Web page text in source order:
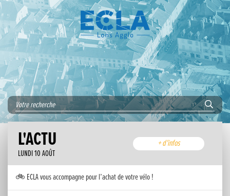
L'ACTU
LUNDI 10 AOÛT
+ d'infos
🚲 ECLA vous accompagne pour l’achat de votre vélo !